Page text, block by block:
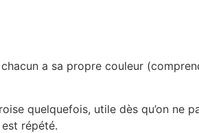
a sa propre couleur
quelquefois, utile dès qu’on ne
répété.